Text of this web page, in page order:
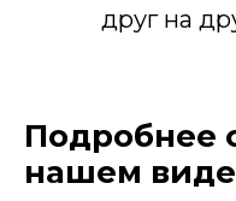
друг на
Подробнее
нашем